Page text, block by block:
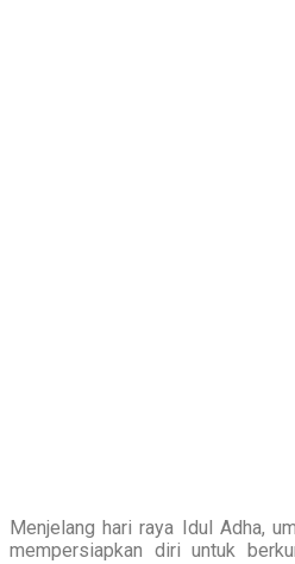
Menjelang hari raya Idul Adha,
mempersiapkan diri untuk